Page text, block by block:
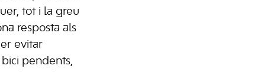
tot i la greu
resposta als
evitar
pendents,